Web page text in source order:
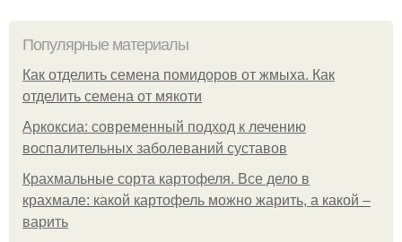
Популярные материалы
Как отделить семена помидоров от жмыха. Как
отделить семена от мякоти
Аркоксиа: современный подход к лечению
воспалительных заболеваний суставов
Крахмальные сорта картофеля. Все дело в
крахмале: какой картофель можно жарить, а какой –
варить